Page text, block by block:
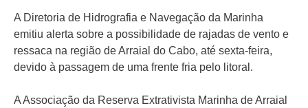
A Diretoria de Hidrografia e Navegação da Marinha
emitiu alerta sobre a possibilidade de rajadas de vento e
ressaca na região de Arraial do Cabo, até sexta-feira,
devido à passagem de uma frente fria pelo litoral.
A Associação da Reserva Extrativista Marinha de Arraial